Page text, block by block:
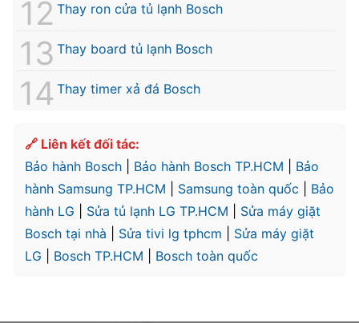
Thay ron cửa tủ lạnh Bosch
Thay board tủ lạnh Bosch
Thay timer xả đá Bosch
🔗 Liên kết đối tác:
Bảo hành Bosch
Bảo hành Bosch TP.HCM
Bảo
hành Samsung TP.HCM
Samsung toàn quốc
Bảo
hành LG
Sửa tủ lạnh LG TP.HCM
Sửa máy giặt
Bosch tại nhà
Sửa tivi lg tphcm
Sửa máy giặt
LG
Bosch TP.HCM Bosch toàn quốc